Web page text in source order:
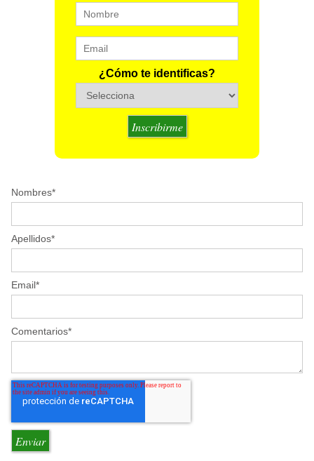
¿Cómo te identificas?
Nombres*
Apellidos*
Email*
Comentarios*